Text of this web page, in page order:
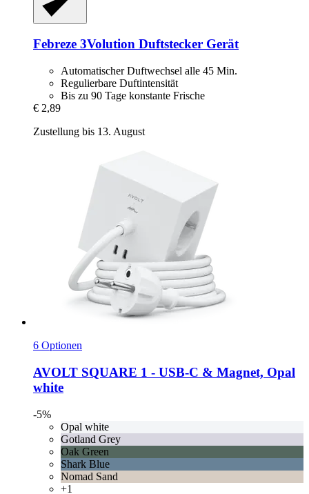
Febreze 3Volution Duftstecker Gerät
Automatischer Duftwechsel alle 45 Min.
Regulierbare Duftintensität
Bis zu 90 Tage konstante Frische
€ 2,89
Zustellung bis 13. August
6 Optionen
AVOLT SQUARE 1 -​ USB-​C & Magnet, Opal
white
-5%
Opal white
Gotland Grey
Oak Green
Shark Blue
Nomad Sand
+1